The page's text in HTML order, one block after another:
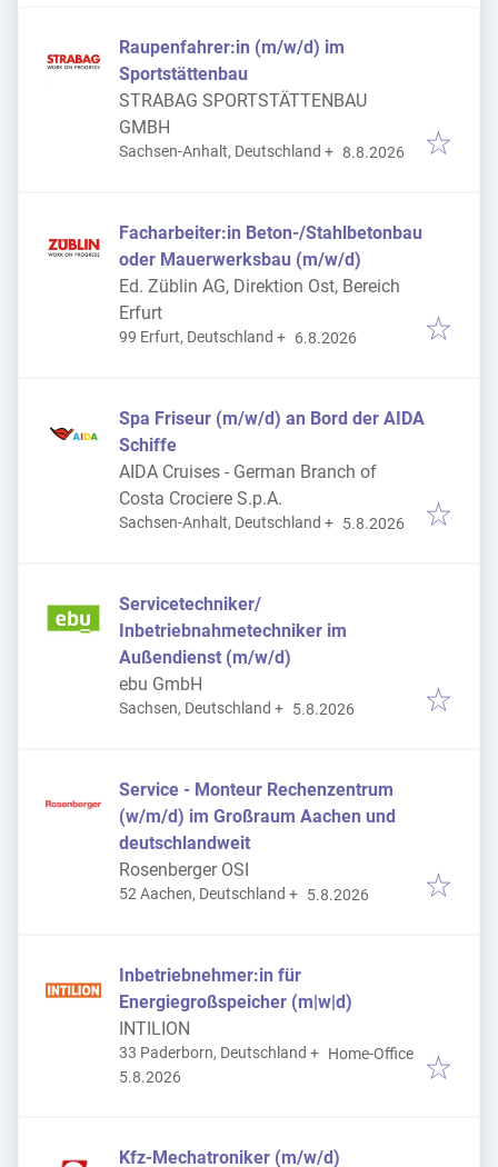
Raupenfahrer:in (m/w/d) im
Sportstättenbau
STRABAG SPORTSTÄTTENBAU
GMBH
Sachsen-Anhalt, Deutschland + Veröffentlicht:
8.8.2026
Facharbeiter:in Beton-/Stahlbetonbau
oder Mauerwerksbau (m/w/d)
Ed. Züblin AG, Direktion Ost, Bereich
Erfurt
99 Erfurt, Deutschland + Veröffentlicht
6.8.2026
Spa Friseur (m/w/d) an Bord der AIDA
Schiffe
AIDA Cruises - German Branch of
Costa Crociere S.p.A.
Sachsen-Anhalt, Deutschland + Veröffentlicht:
5.8.2026
Servicetechniker/
Inbetriebnahmetechniker im
Außendienst (m/w/d)
ebu GmbH
Sachsen, Deutschland + Veröffentlicht
5.8.2026
Service - Monteur Rechenzentrum
(w/m/d) im Großraum Aachen und
deutschlandweit
Rosenberger OSI
52 Aachen, Deutschland + Veröffentlicht
5.8.2026
Inbetriebnehmer:in für
Energiegroßspeicher (m|w|d)
INTILION
33 Paderborn, Deutschland + Home-Office
Veröffentlicht
5.8.2026
Kfz-Mechatroniker (m/w/d)